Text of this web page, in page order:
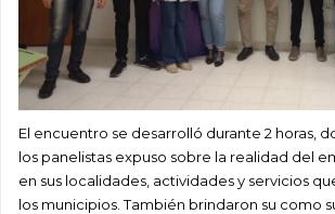
El encuentro se desarrolló durante 2 horas,
los panelistas expuso sobre la realidad del
en sus localidades, actividades y servicios
los municipios. También brindaron su como